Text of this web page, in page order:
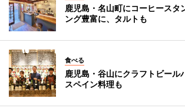
鹿児島・名山町にコーヒース
ング豊富に、タルトも
食べる
鹿児島・谷山にクラフトビール
スペイン料理も